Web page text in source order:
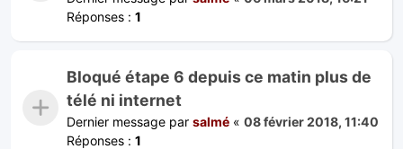
Réponses : 1
Bloqué étape 6 depuis ce matin plus de
télé ni internet
Dernier message par salmé « 08 février 2018, 11:40
Réponses : 1